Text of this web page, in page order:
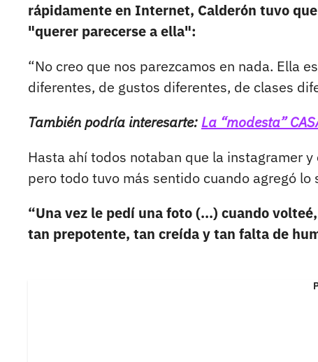
rápidamente en Internet, Calderón tuvo
"querer parecerse a ella":
“No creo que nos parezcamos en nada. Ella
diferentes, de gustos diferentes, de clases
También podría interesarte:La “modesta”
Hasta ahí todos notaban que la instagramer
pero todo tuvo más sentido cuando agregó lo
“Una vez le pedí una foto (...) cuando
tan prepotente, tan creída y tan falta de